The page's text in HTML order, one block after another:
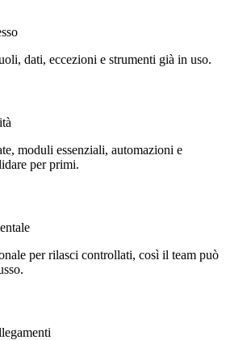
dati, eccezioni e strumenti già in uso.
moduli essenziali, automazioni e
per primi.
per rilasci controllati, così il team può